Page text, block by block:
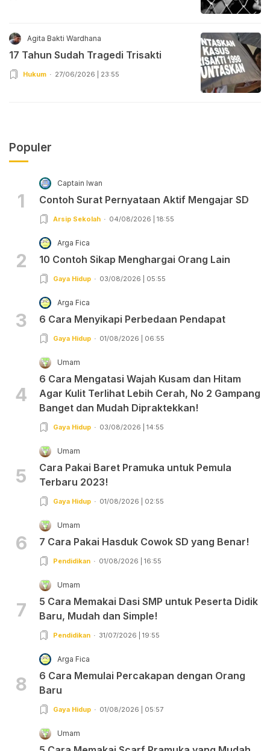
Agita Bakti Wardhana
17 Tahun Sudah Tragedi Trisakti
Hukum 27/06/2026 | 23:55
Populer
1
Captain Iwan
Contoh Surat Pernyataan Aktif Mengajar SD
Arsip Sekolah 04/08/2026 | 18:55
2
Arga Fica
10 Contoh Sikap Menghargai Orang Lain
Gaya Hidup 03/08/2026 | 05:55
3
Arga Fica
6 Cara Menyikapi Perbedaan Pendapat
Gaya Hidup 01/08/2026 | 06:55
4
Umam
6 Cara Mengatasi Wajah Kusam dan Hitam
Agar Kulit Terlihat Lebih Cerah, No 2 Gampang
Banget dan Mudah Dipraktekkan!
Gaya Hidup 03/08/2026 | 14:55
5
Umam
Cara Pakai Baret Pramuka untuk Pemula
Terbaru 2023!
Gaya Hidup 01/08/2026 | 02:55
6
Umam
7 Cara Pakai Hasduk Cowok SD yang Benar!
Pendidikan 01/08/2026 | 16:55
7
Umam
5 Cara Memakai Dasi SMP untuk Peserta Didik
Baru, Mudah dan Simple!
Pendidikan 31/07/2026 | 19:55
8
Arga Fica
6 Cara Memulai Percakapan dengan Orang
Baru
Gaya Hidup 01/08/2026 | 05:57
Umam